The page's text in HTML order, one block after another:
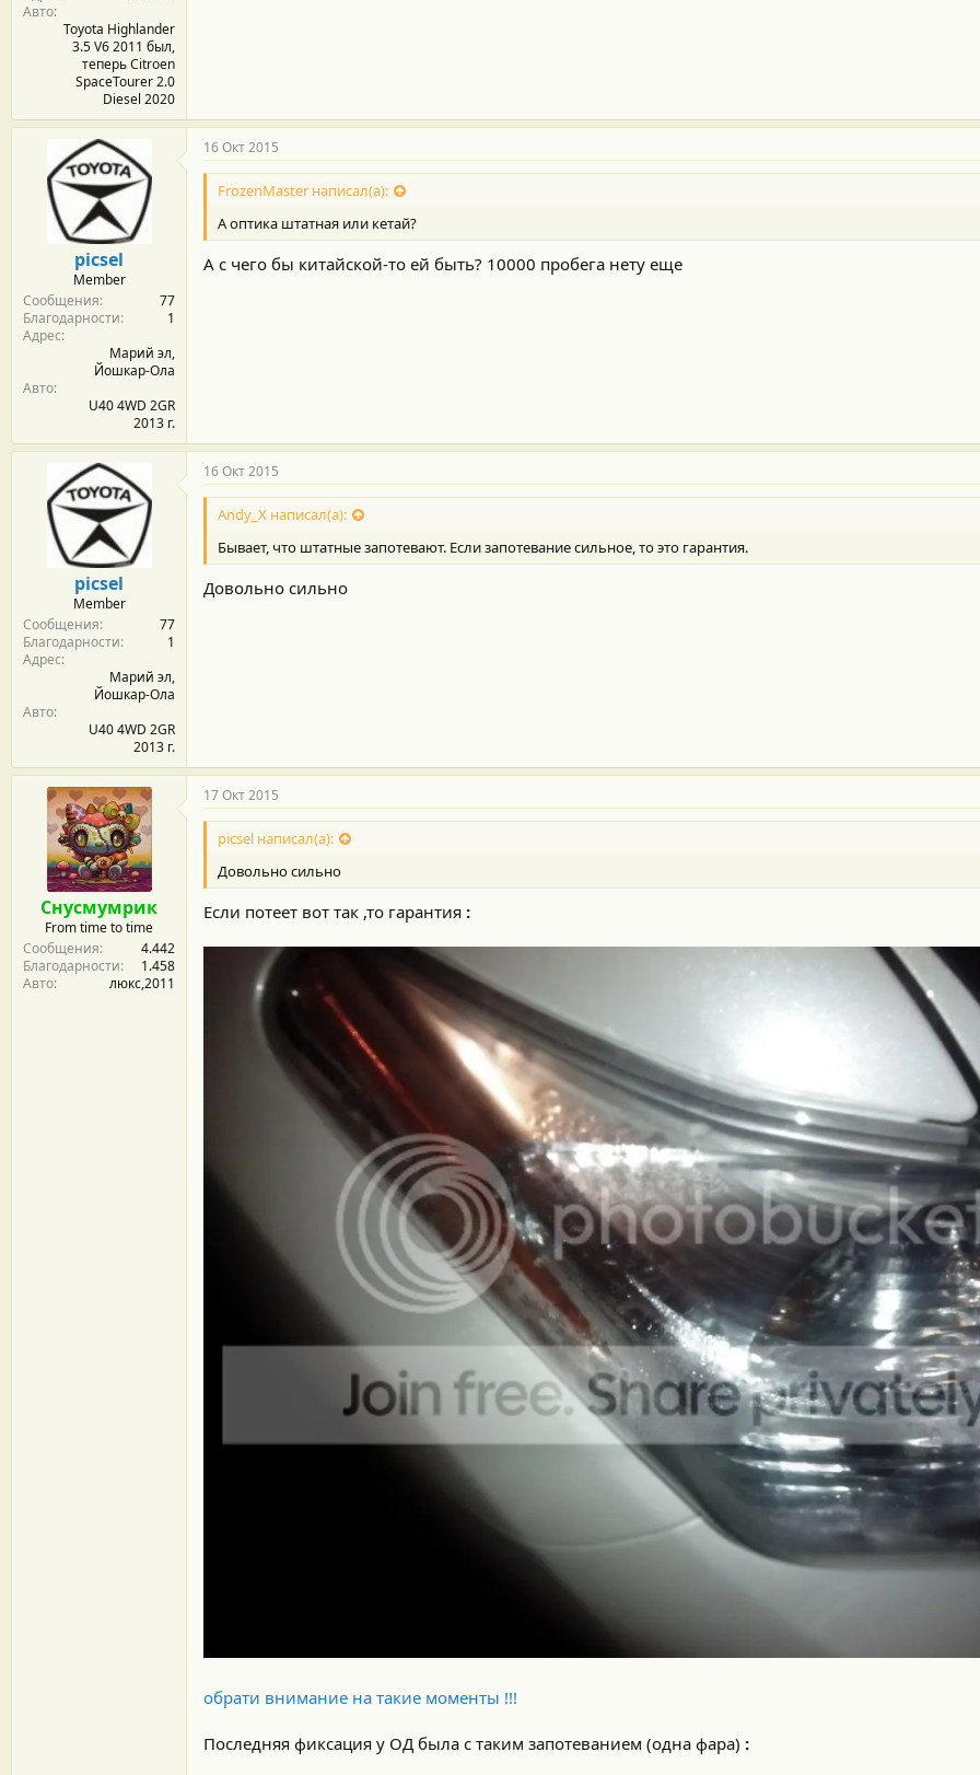
Авто
Toyota Highlander
3.5 V6 2011 был,
теперь Citroen
SpaceTourer 2.0
Diesel 2020
picsel
Member
Сообщения
77
Благодарности
1
Адрес
Марий эл,
Йошкар-Ола
Авто
U40 4WD 2GR
2013 г.
16 Окт 2015
FrozenMaster написал(а):
А оптика штатная или кетай?
А с чего бы китайской-то ей быть? 10000 пробега нету еще
picsel
Member
Сообщения
77
Благодарности
1
Адрес
Марий эл,
Йошкар-Ола
Авто
U40 4WD 2GR
2013 г.
16 Окт 2015
Andy_X написал(а):
Бывает, что штатные запотевают. Если запотевание сильное, то это гарантия.
Довольно сильно
Снусмумрик
From time to time
Сообщения
4.442
Благодарности
1.458
Авто
люкс,2011
17 Окт 2015
picsel написал(а):
Довольно сильно
Если потеет вот так ,то гарантия :
обрати внимание на такие моменты !!!
Последняя фиксация у ОД была с таким запотеванием (одна фара) :